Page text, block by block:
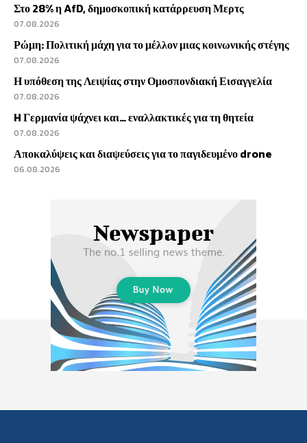
Στο 28% η AfD, δημοσκοπική κατάρρευση Μερτς
07.08.2026
Ρώμη: Πολιτική μάχη για το μέλλον μιας κοινωνικής στέγης
07.08.2026
Η υπόθεση της Λειψίας στην Ομοσπονδιακή Εισαγγελία
07.08.2026
H Γερμανία ψάχνει και… εναλλακτικές για τη θητεία
07.08.2026
Αποκαλύψεις και διαψεύσεις για το παγιδευμένο drone
06.08.2026